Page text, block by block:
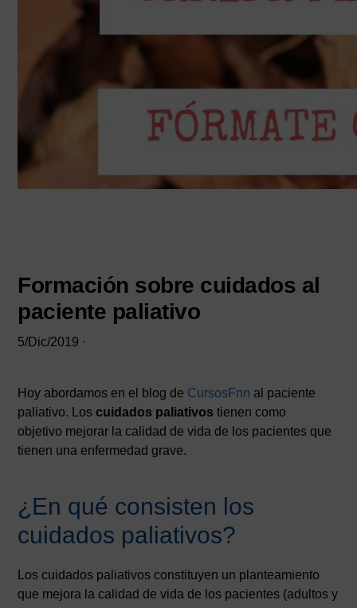
Formación sobre cuidados al
paciente paliativo
5/Dic/2019 ·
Hoy abordamos en el blog de CursosFnn al paciente
paliativo. Loscuidados paliativos tienen como
objetivo mejorar la calidad de vida de los pacientes que
tienen una enfermedad grave.
¿En qué consisten los
cuidados paliativos?
Los cuidados paliativos constituyen un planteamiento
que mejora la calidad de vida de los pacientes (adultos y